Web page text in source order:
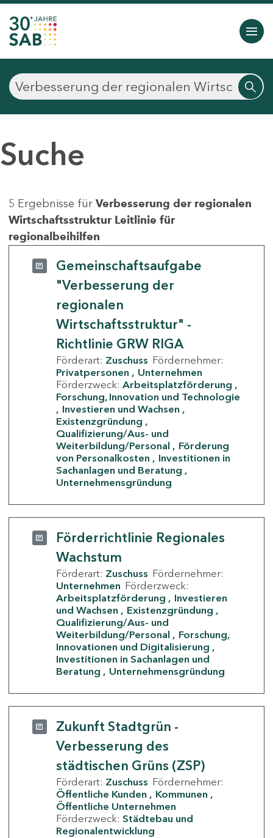
Suche
5 Ergebnisse für Verbesserung der regionalen
Wirtschaftsstruktur Leitlinie für
regionalbeihilfen
Gemeinschaftsaufgabe
"Verbesserung der
regionalen
Wirtschaftsstruktur" -
Richtlinie GRW RIGA
Förderart: Zuschuss Fördernehmer:
Privatpersonen
Unternehmen
Förderzweck: Arbeitsplatzförderung
Forschung, Innovation und Technologie
Investieren und Wachsen
Existenzgründung
Qualifizierung/Aus- und
Weiterbildung/Personal
Förderung
von Personalkosten
Investitionen in
Sachanlagen und Beratung
Unternehmensgründung
Förderrichtlinie Regionales
Wachstum
Förderart: Zuschuss Fördernehmer:
Unternehmen Förderzweck:
Arbeitsplatzförderung
Investieren
und Wachsen
Existenzgründung
Qualifizierung/Aus- und
Weiterbildung/Personal
Forschung,
Innovationen und Digitalisierung
Investitionen in Sachanlagen und
Beratung
Unternehmensgründung
Zukunft Stadtgrün -
Verbesserung des
städtischen Grüns (ZSP)
Förderart: Zuschuss Fördernehmer:
Öffentliche Kunden
Kommunen
Öffentliche Unternehmen
Förderzweck: Städtebau und
Regionalentwicklung